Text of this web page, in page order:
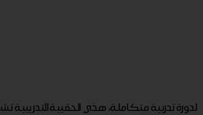
لدورة تدربية متكاملة، هذي الحقيبة